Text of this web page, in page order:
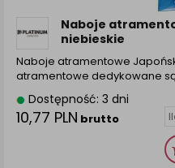
Naboje
niebieskie
Naboje atramentowe
atramentowe dedykowane
Dostępność: 3 dni
10,77 PLN brutto